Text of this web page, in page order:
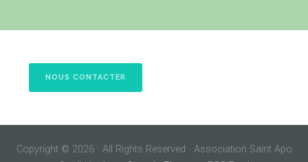
NOUS CONTACTER
Copyright © 2026 · All Rights Reserved · Association Saint Apo